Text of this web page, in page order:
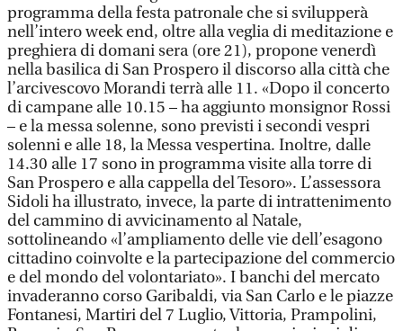
programma della festa patronale che si svilupperà
nell’intero week end, oltre alla veglia di meditazione e
preghiera di domani sera (ore 21), propone venerdì
nella basilica di San Prospero il discorso alla città che
l’arcivescovo Morandi terrà alle 11. «Dopo il concerto
di campane alle 10.15 – ha aggiunto monsignor Rossi
– e la messa solenne, sono previsti i secondi vespri
solenni e alle 18, la Messa vespertina. Inoltre, dalle
14.30 alle 17 sono in programma visite alla torre di
San Prospero e alla cappella del Tesoro». L’assessora
Sidoli ha illustrato, invece, la parte di intrattenimento
del cammino di avvicinamento al Natale,
sottolineando «l’ampliamento delle vie dell’esagono
cittadino coinvolte e la partecipazione del commercio
e del mondo del volontariato». I banchi del mercato
invaderanno corso Garibaldi, via San Carlo e le piazze
Fontanesi, Martiri del 7 Luglio, Vittoria, Prampolini,